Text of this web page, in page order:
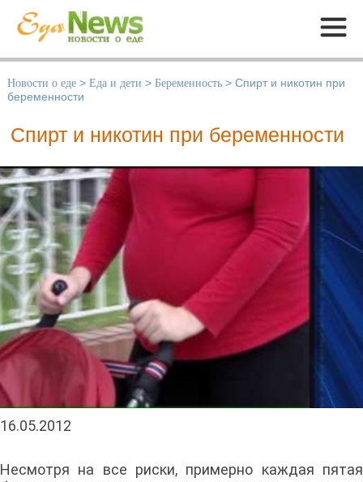
Меню
Новости о еде > Еда и дети > Беременность > Спирт и никотин при
беременности
Спирт и никотин при беременности
16.05.2012
Несмотря на все риски, примерно каждая пятая